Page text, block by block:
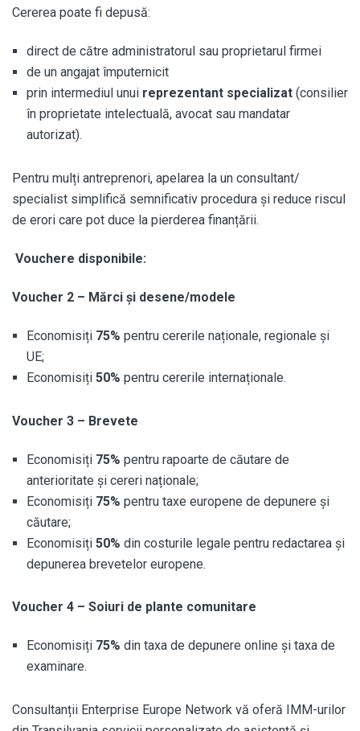
Cererea poate fi depusă:
direct de către administratorul sau proprietarul firmei
de un angajat împuternicit
prin intermediul unui reprezentant specializat (consilier
în proprietate intelectuală, avocat sau mandatar
autorizat).
Pentru mulți antreprenori, apelarea la un consultant/
specialist simplifică semnificativ procedura și reduce riscul
de erori care pot duce la pierderea finanțării.
Vouchere disponibile:
Voucher 2 – Mărci și desene/modele
Economisiți 75% pentru cererile naționale, regionale și
UE;
Economisiți 50% pentru cererile internaționale.
Voucher 3 – Brevete
Economisiți 75% pentru rapoarte de căutare de
anterioritate și cereri naționale;
Economisiți 75% pentru taxe europene de depunere și
căutare;
Economisiți 50% din costurile legale pentru redactarea și
depunerea brevetelor europene.
Voucher 4 – Soiuri de plante comunitare
Economisiți 75% din taxa de depunere online și taxa de
examinare.
Consultanții Enterprise Europe Network vă oferă IMM-urilor